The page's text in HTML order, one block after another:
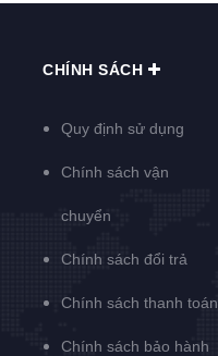
CHÍNH SÁCH
Quy định sử dụng
Chính sách vận
chuyển
Chính sách đổi trả
Chính sách thanh toán
Chính sách bảo hành